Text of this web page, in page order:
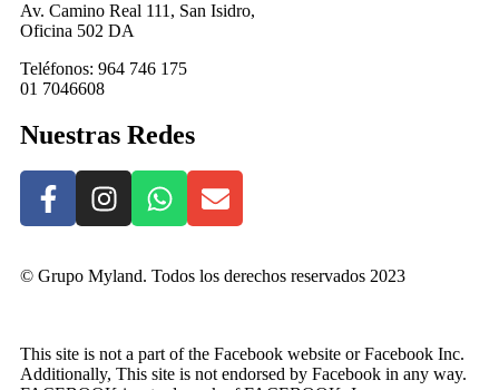
Av. Camino Real 111, San Isidro,
Oficina 502 DA
Teléfonos: 964 746 175
01 7046608
Nuestras Redes
© Grupo Myland. Todos los derechos reservados 2023
This site is not a part of the Facebook website or Facebook Inc.
Additionally, This site is not endorsed by Facebook in any way.